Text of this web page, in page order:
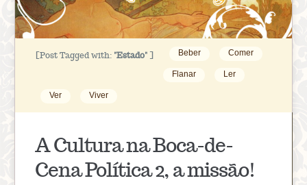
[Post Tagged with: "Estado" ] Beber Comer
Flanar Ler
Ver Viver
A Cultura na Boca-de-
Cena Política 2, a missão!